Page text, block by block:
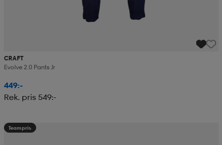
CRAFT
Evolve 2.0 Pants Jr
449:-
Rek. pris 549:-
Teampris